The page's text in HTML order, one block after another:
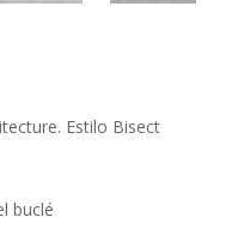
Estilo Bisect
buclé